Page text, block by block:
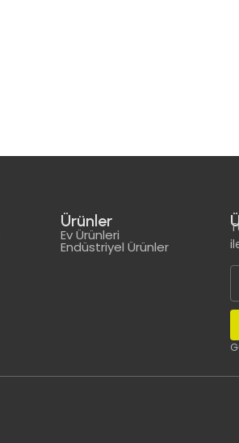
Ürünler
Ev Ürünleri
Endüstriyel Ürünler